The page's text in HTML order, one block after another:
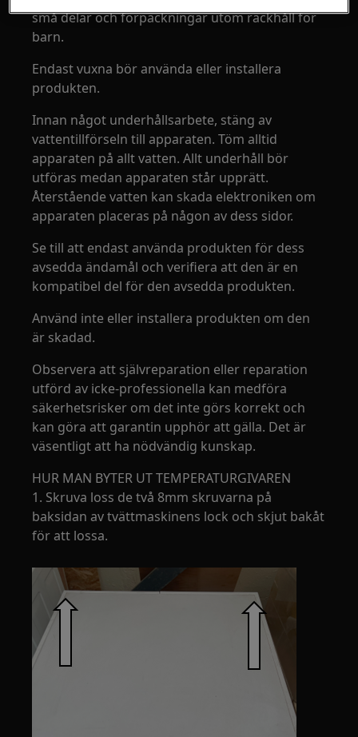
små delar och förpackningar utom räckhåll för
barn.
Endast vuxna bör använda eller installera
produkten.
Innan något underhållsarbete, stäng av
vattentillförseln till apparaten. Töm alltid
apparaten på allt vatten. Allt underhåll bör
utföras medan apparaten står upprätt.
Återstående vatten kan skada elektroniken om
apparaten placeras på någon av dess sidor.
Se till att endast använda produkten för dess
avsedda ändamål och verifiera att den är en
kompatibel del för den avsedda produkten.
Använd inte eller installera produkten om den
är skadad.
Observera att självreparation eller reparation
utförd av icke-professionella kan medföra
säkerhetsrisker om det inte görs korrekt och
kan göra att garantin upphör att gälla. Det är
väsentligt att ha nödvändig kunskap.
HUR MAN BYTER UT TEMPERATURGIVAREN
1. Skruva loss de två 8mm skruvarna på
baksidan av tvättmaskinens lock och skjut bakåt
för att lossa.